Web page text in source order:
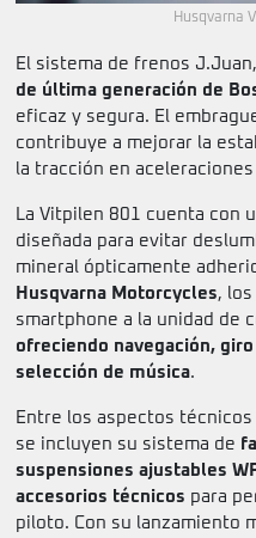
Husqvarna
El sistema de frenos
de última generación de
eficaz y segura. El
contribuye a mejorar la
la tracción en
La Vitpilen 801 cuenta con
diseñada para evitar
mineral ópticamente
Husqvarna Motorcycles,
smartphone a la unidad de
ofreciendo navegación,
selección de música.
Entre los aspectos
se incluyen su sistema de
suspensiones ajustables
accesorios técnicos para
piloto. Con su lanzamiento